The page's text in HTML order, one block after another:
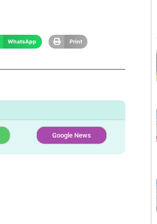
WhatsApp Print
Google News